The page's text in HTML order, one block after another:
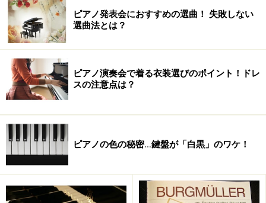
どちらにもメリットとデメリットがある。両方を知った
うえで、自分にとって少しでもメリットの多い方を選ぼ
う
自分に合った教室（先生）を見つけなければならな
い
ピアノ発表会におすすめの選曲！ 失敗しない
選曲法とは？
ピアノ演奏会で着る衣装選びのポイント！ドレ
スの注意点は？
ピアノの色の秘密…鍵盤が「白黒」のワケ！